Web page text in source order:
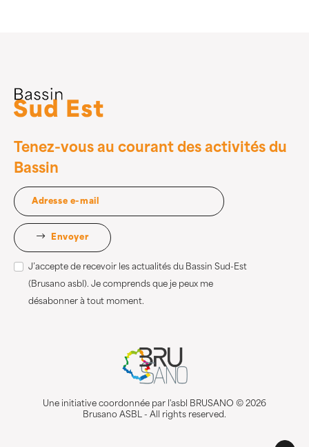
Tenez-vous au courant des activités du
Bassin
Envoyer
J’accepte de recevoir les actualités du Bassin Sud-Est
(Brusano asbl). Je comprends que je peux me
désabonner à tout moment.
Une initiative coordonnée par l'asbl BRUSANO © 2026
Brusano ASBL - All rights reserved.